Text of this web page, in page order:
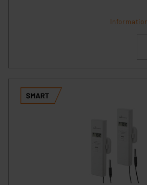
personenbezogene Daten in
Überwachungsprogrammen
hiergegen Klagemöglichkeiten für
Unsere Kooperation mit diesen
Beurteilung der mit der
insbesondere der Art der
Datenschutzerklärung